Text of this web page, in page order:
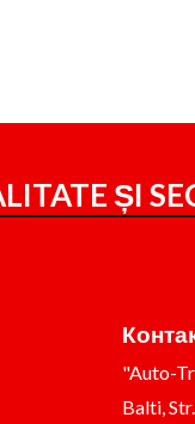
ȘI
"Auto-
Balti,